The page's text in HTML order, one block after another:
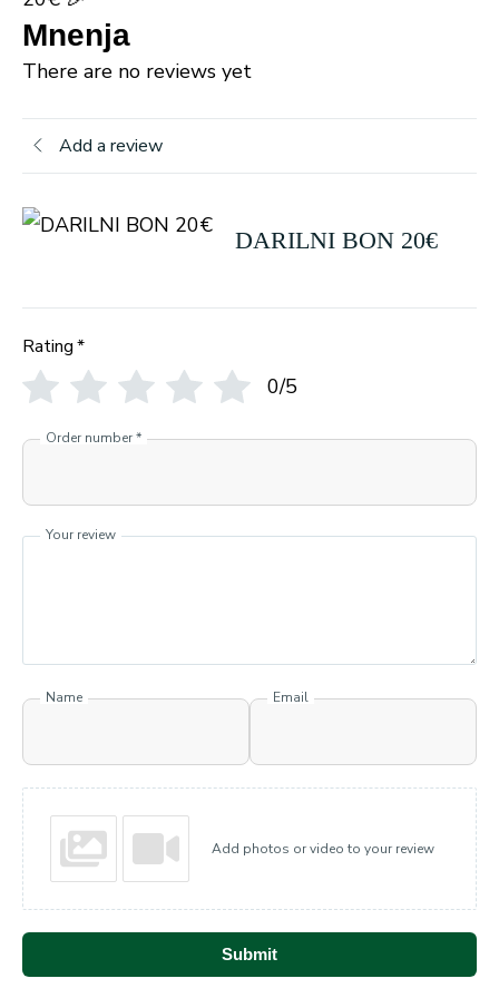
Mnenja
There are no reviews yet
Add a review
DARILNI BON 20€
Rating*
0/5
Order number*
Your review
Name Email
Add photos or video to your review
Submit